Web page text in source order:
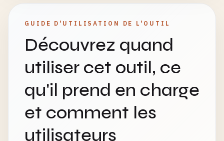
GUIDE D'UTILISATION DE L'OUTIL
Découvrez quand
utiliser cet outil, ce
qu'il prend en charge
et comment les
utilisateurs